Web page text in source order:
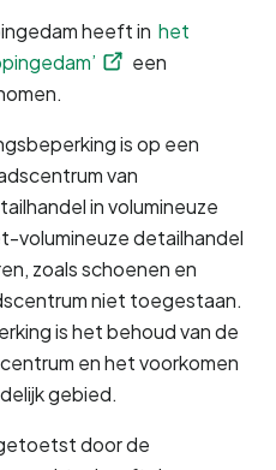
heeft in het
een
is op een
van
in volumineuze
volumineuze detailhandel
zoals schoenen en
niet toegestaan.
is het behoud van de
en het voorkomen
gebied.
door de